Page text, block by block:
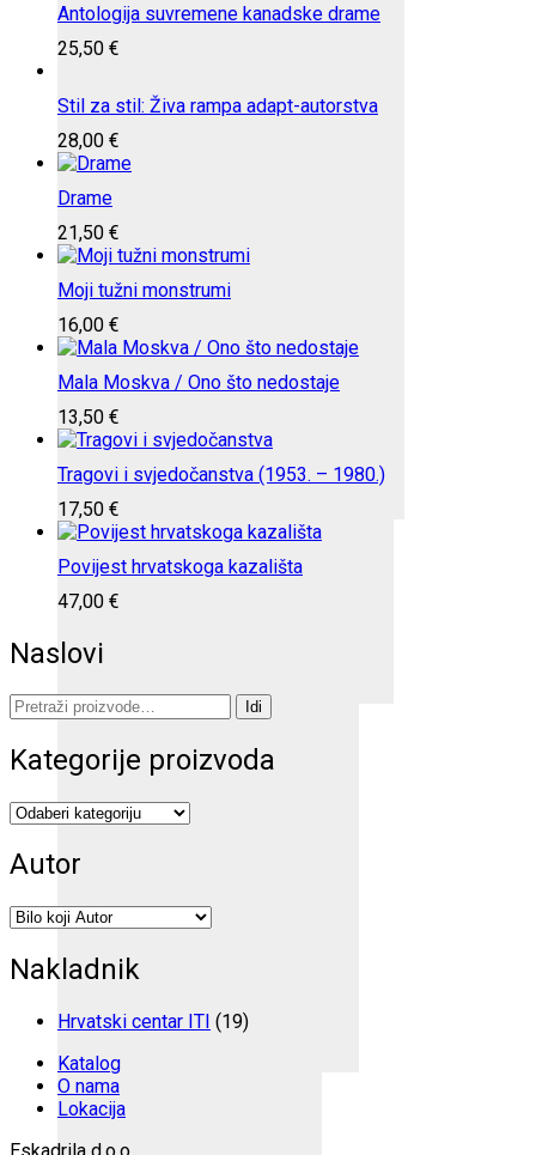
Antologija suvremene kanadske drame
25,50 €
Stil za stil: Živa rampa adapt-autorstva
28,00 €
Drame
21,50 €
Moji tužni monstrumi
16,00 €
Mala Moskva / Ono što nedostaje
13,50 €
Tragovi i svjedočanstva (1953. – 1980.)
17,50 €
Povijest hrvatskoga kazališta
47,00 €
Naslovi
Pretraži: Idi
Kategorije proizvoda
Autor
Nakladnik
Hrvatski centar ITI (19)
Katalog
O nama
Lokacija